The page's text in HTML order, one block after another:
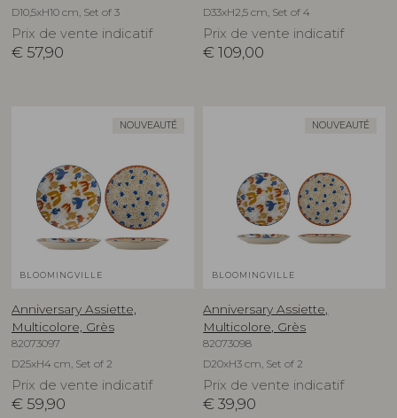
D10,5xH10 cm, Set of 3
Prix de vente indicatif
€ 57,90
D33xH2,5 cm, Set of 4
Prix de vente indicatif
€ 109,00
NOUVEAUTÉ
BLOOMINGVILLE
Anniversary Assiette,
Multicolore, Grès
82073097
D25xH4 cm, Set of 2
Prix de vente indicatif
€ 59,90
NOUVEAUTÉ
BLOOMINGVILLE
Anniversary Assiette,
Multicolore, Grès
82073098
D20xH3 cm, Set of 2
Prix de vente indicatif
€ 39,90